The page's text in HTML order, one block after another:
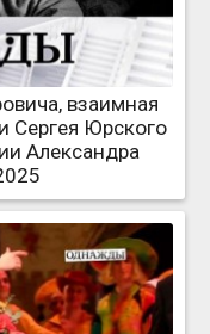
взаимная
Сергея Юрского
Александра